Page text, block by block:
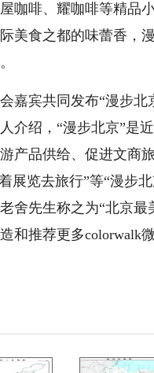
咖啡、耀咖啡等精品
美食之都的味蕾香，
嘉宾共同发布“漫步
介绍，“漫步北京”是
产品供给、促进文商
展览去旅行”等“漫步
舍先生称之为“北京
和推荐更多colorwalk